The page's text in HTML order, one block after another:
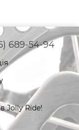
689-54-94
Jolly Ride!